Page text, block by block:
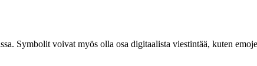
Symbolit voivat myös olla osa digitaalista viestintää, kuten